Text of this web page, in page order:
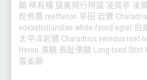
鷸 稀有種 猛禽飛行辨識 凌霄亭 凌
粉鳥鷹 reefheron 旱田 岩鷺
novaehollandiae white-faced egret 白
太平洋岩鷺 Charadrius veredus reef-
Heron 濱鷸 長趾濱鷸 Long-toed Stint
雲雀鷸